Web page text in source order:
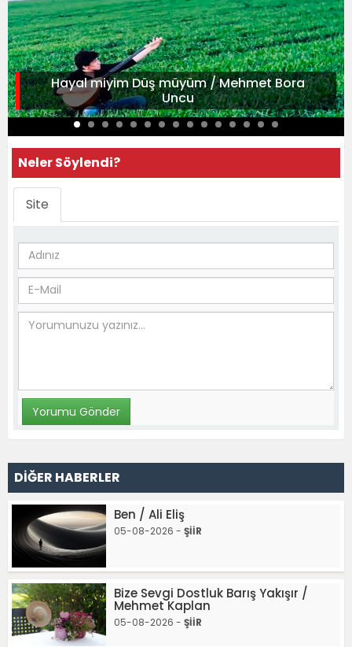
Hayal miyim Düş müyüm / Mehmet Bora
Uncu
Neler Söylendi?
Site
DİĞER HABERLER
Ben / Ali Eliş
05-08-2026 - ŞİİR
Bize Sevgi Dostluk Barış Yakışır /
Mehmet Kaplan
05-08-2026 - ŞİİR